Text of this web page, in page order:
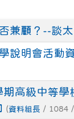
兼顧？--談
說明會活動
高級中等
(資料組長 / 1084 /